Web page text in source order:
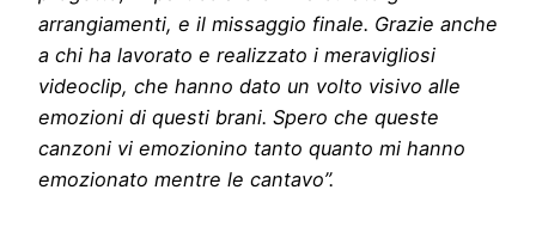
arrangiamenti, e il missaggio finale. Grazie anche
a chi ha lavorato e realizzato i meravigliosi
videoclip, che hanno dato un volto visivo alle
emozioni di questi brani. Spero che queste
canzoni vi emozionino tanto quanto mi hanno
emozionato mentre le cantavo”.